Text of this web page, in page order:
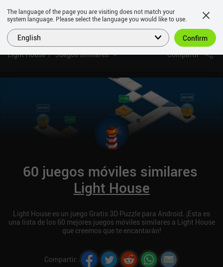
Light House Juegos similares Compartir
60 juegos móviles similares
Light House
Light House es un juego Gratis 3D Puzzle para Android. ¡Esta es
una lista de los 60 mejores juegos móviles similares a Light House
que creemos que te encantarán!
Compartir:
The language of the page you are visiting does not match your
system language. Please select the language you would like to use.
English Confirm